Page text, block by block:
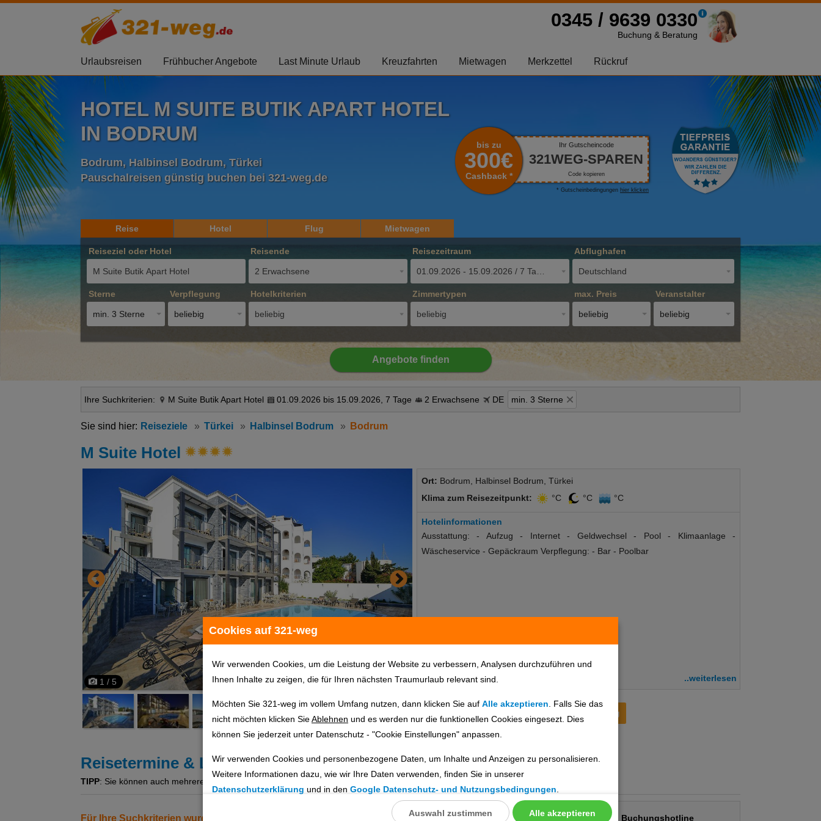
Cookies auf 321-weg
Wir verwenden Cookies, um die Leistung der Website zu verbessern, Analysen durchzuführen und
Ihnen Inhalte zu zeigen, die für Ihren nächsten Traumurlaub relevant sind.
Möchten Sie 321-weg im vollem Umfang nutzen, dann klicken Sie auf Alle akzeptieren . Falls Sie das
nicht möchten klicken SieAblehnen und es werden nur die funktionellen Cookies eingesezt. Dies
können Sie jederzeit unter Datenschutz - "Cookie Einstellungen" anpassen.
Wir verwenden Cookies und personenbezogene Daten, um Inhalte und Anzeigen zu personalisieren.
Weitere Informationen dazu, wie wir Ihre Daten verwenden, finden Sie in unserer
Datenschutzerklärung und in den Google Datenschutz- und Nutzungsbedingungen
Alle akzeptieren
Auswahl zustimmen
0345 / 9639 0330
Buchung & Beratung
Urlaubsreisen Frühbucher Angebote Last Minute Urlaub Kreuzfahrten Mietwagen Merkzettel Rückruf
HOTEL M SUITE BUTIK APART HOTEL
IN BODRUM
Bodrum, Halbinsel Bodrum, Türkei
Pauschalreisen günstig buchen bei 321-weg.de
bis zu
300€
Cashback *
Ihr Gutscheincode
321WEG-SPAREN
Code kopieren
* Gutscheinbedingungen hier klicken
Reise Hotel Flug Mietwagen
Reiseziel oder Hotel Reisende
2 Erwachsene
Reisezeitraum
01.09.2026 - 15.09.2026 / 7 Tage
Abflughafen
Deutschland
Sterne
min. 3 Sterne
Verpflegung
beliebig
Hotelkriterien
beliebig
Zimmertypen
beliebig
max. Preis
beliebig
Veranstalter
beliebig
Angebote finden
Ihre Suchkriterien: M Suite Butik Apart Hotel 01.09.2026 bis 15.09.2026, 7 Tage 2 Erwachsene DE min. 3 Sterne
Reiseziele Türkei Halbinsel Bodrum Bodrum
M Suite Hotel
1 / 5
Preisentwicklung
Ort: Bodrum, Halbinsel Bodrum, Türkei
Klima zum Reisezeitpunkt:
°C °C °C
Hotelinformationen
Ausstattung: - Aufzug - Internet - Geldwechsel - Pool - Klimaanlage -
Wäscheservice - Gepäckraum Verpflegung: - Bar - Poolbar
..weiterlesen
Reisetermine & Leistungen
TIPP: Sie können auch mehrere Angebote gleichzeitig prüfen. Die Verfügbarkeit wird direkt beim Veranstalter geprüft.
Buchungshotline
Für Ihre Suchkriterien wurden keine Ergebnisse gefunden.